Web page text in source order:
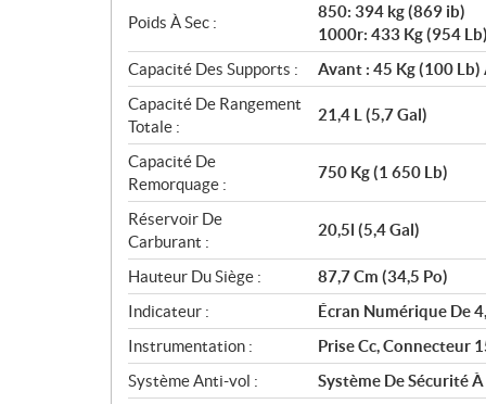
Poids À Sec :
850: 394 kg (869 ib)
1000r: 433 Kg (954 Lb)
Capacité Des Supports :
Avant : 45 Kg (100
Capacité De Rangement
Totale :
21,4 L (5,7 Gal)
Capacité De
Remorquage :
750 Kg (1 650 Lb)
Réservoir De
Carburant :
20,5l (5,4 Gal)
Hauteur Du Siège :
87,7 Cm (34,5 Po)
Indicateur :
Écran Numérique De
Instrumentation :
Prise Cc, Connecteur
Système Anti-vol :
Système De Sécurité